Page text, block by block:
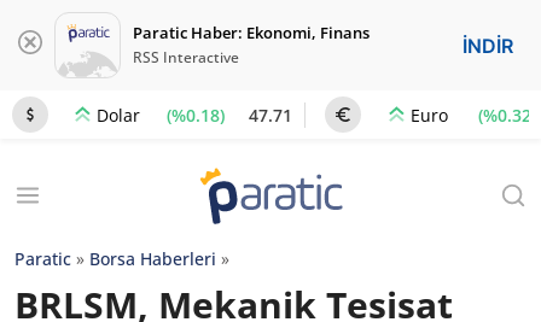
Paratic Haber: Ekonomi, Finans
RSS Interactive İNDİR
Dolar (%0.18) 47.71 Euro (%0.32)
Paratic » Borsa Haberleri »
BRLSM, Mekanik Tesisat